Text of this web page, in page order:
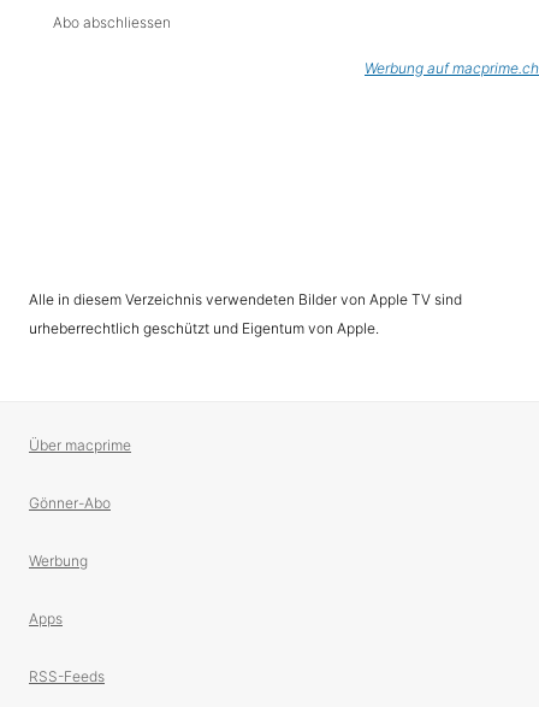
Abo abschliessen
Werbung auf macprime.ch
Alle in diesem Verzeichnis verwendeten Bilder von Apple TV sind
urheberrechtlich geschützt und Eigentum von Apple.
Über macprime
Gönner-Abo
Werbung
Apps
RSS-Feeds